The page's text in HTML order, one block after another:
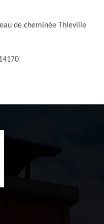
de cheminée Thieville